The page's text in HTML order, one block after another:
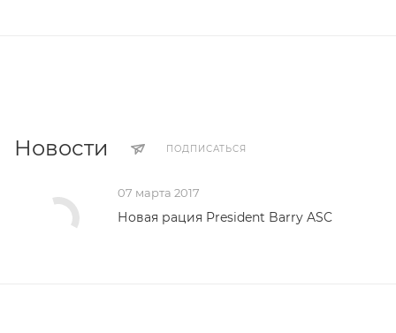
Новости ПОДПИСАТЬСЯ
07 марта 2017
Новая рация President Barry ASC